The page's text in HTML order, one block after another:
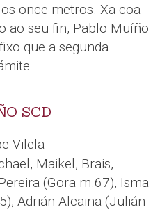
once metros. Xa coa
ao seu fin, Pablo Muíño
que a segunda
SCD
Vilela
Maikel, Brais,
(Gora m.67), Isma
Adrián Alcaina (Julián